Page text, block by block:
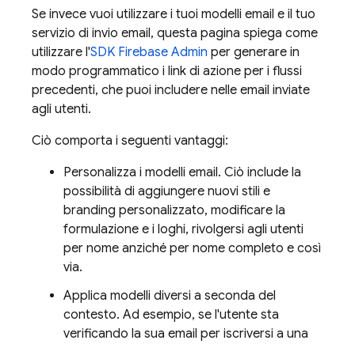
Se invece vuoi utilizzare i tuoi modelli email e il tuo
servizio di invio email, questa pagina spiega come
utilizzare l'SDK Firebase Admin per generare in
modo programmatico i link di azione per i flussi
precedenti, che puoi includere nelle email inviate
agli utenti.
Ciò comporta i seguenti vantaggi:
Personalizza i modelli email. Ciò include la
possibilità di aggiungere nuovi stili e
branding personalizzato, modificare la
formulazione e i loghi, rivolgersi agli utenti
per nome anziché per nome completo e così
via.
Applica modelli diversi a seconda del
contesto. Ad esempio, se l'utente sta
verificando la sua email per iscriversi a una